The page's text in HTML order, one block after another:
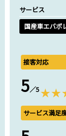
サービス
国産車エバポ
接客対応
5／5
サービス満足